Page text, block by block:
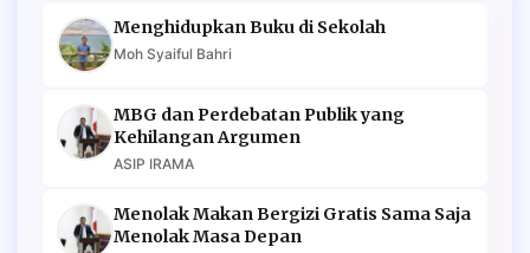
Menghidupkan Buku di Sekolah
Moh Syaiful Bahri
MBG dan Perdebatan Publik yang
Kehilangan Argumen
ASIP IRAMA
Menolak Makan Bergizi Gratis Sama Saja
Menolak Masa Depan